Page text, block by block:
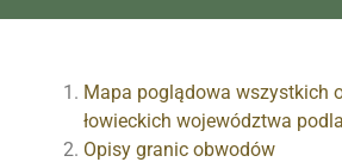
Mapa poglądowa wszystkich
łowieckich województwa
Opisy granic obwodów